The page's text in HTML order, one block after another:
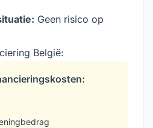
Geen risico op
België: